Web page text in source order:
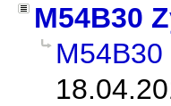
M54B30